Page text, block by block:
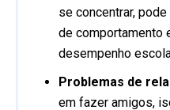
se concentrar,
de comportamento
desempenho
Problemas de
em fazer amigos,